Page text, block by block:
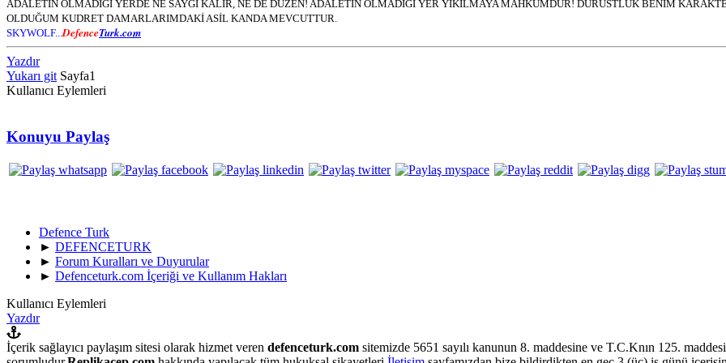
ADALETİN OLMADIĞI YERDE NE SAYGI KALIR, NE DE DÜZEN! ADALETİN OLMADIĞI YER YIKILMAYA MAHKUMDUR! DÜRÜSTLÜK BENİM
OLDUĞUM KUDRET DAMARLARIMDAKİ ASİL KANDA MEVCUTTUR.
SKYWOLF... DefenceTurk.com
Yazdır
Yukarı git Sayfa1
Kullanıcı Eylemleri
Konuyu Paylaş
Defence Turk
► DEFENCETURK
► Forum Kuralları ve Duyurular
► Defenceturk.com İçeriği ve Kullanım Hakları
Kullanıcı Eylemleri
Yazdır
İçerik sağlayıcı paylaşım sitesi olarak hizmet veren defenceturk.com sitemizde 5651 sayılı kanunun 8. maddesine ve T.C.Knın 125.